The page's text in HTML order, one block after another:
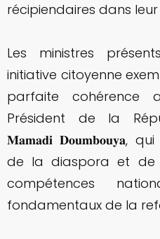
récipiendaires dans
Les ministres
initiative citoyenne
parfaite cohérence
Président de la
𝐌𝐚𝐦𝐚𝐝𝐢 𝐃𝐨𝐮𝐦𝐛𝐨𝐮𝐲𝐚,
de la diaspora et de
compétences
fondamentaux de la